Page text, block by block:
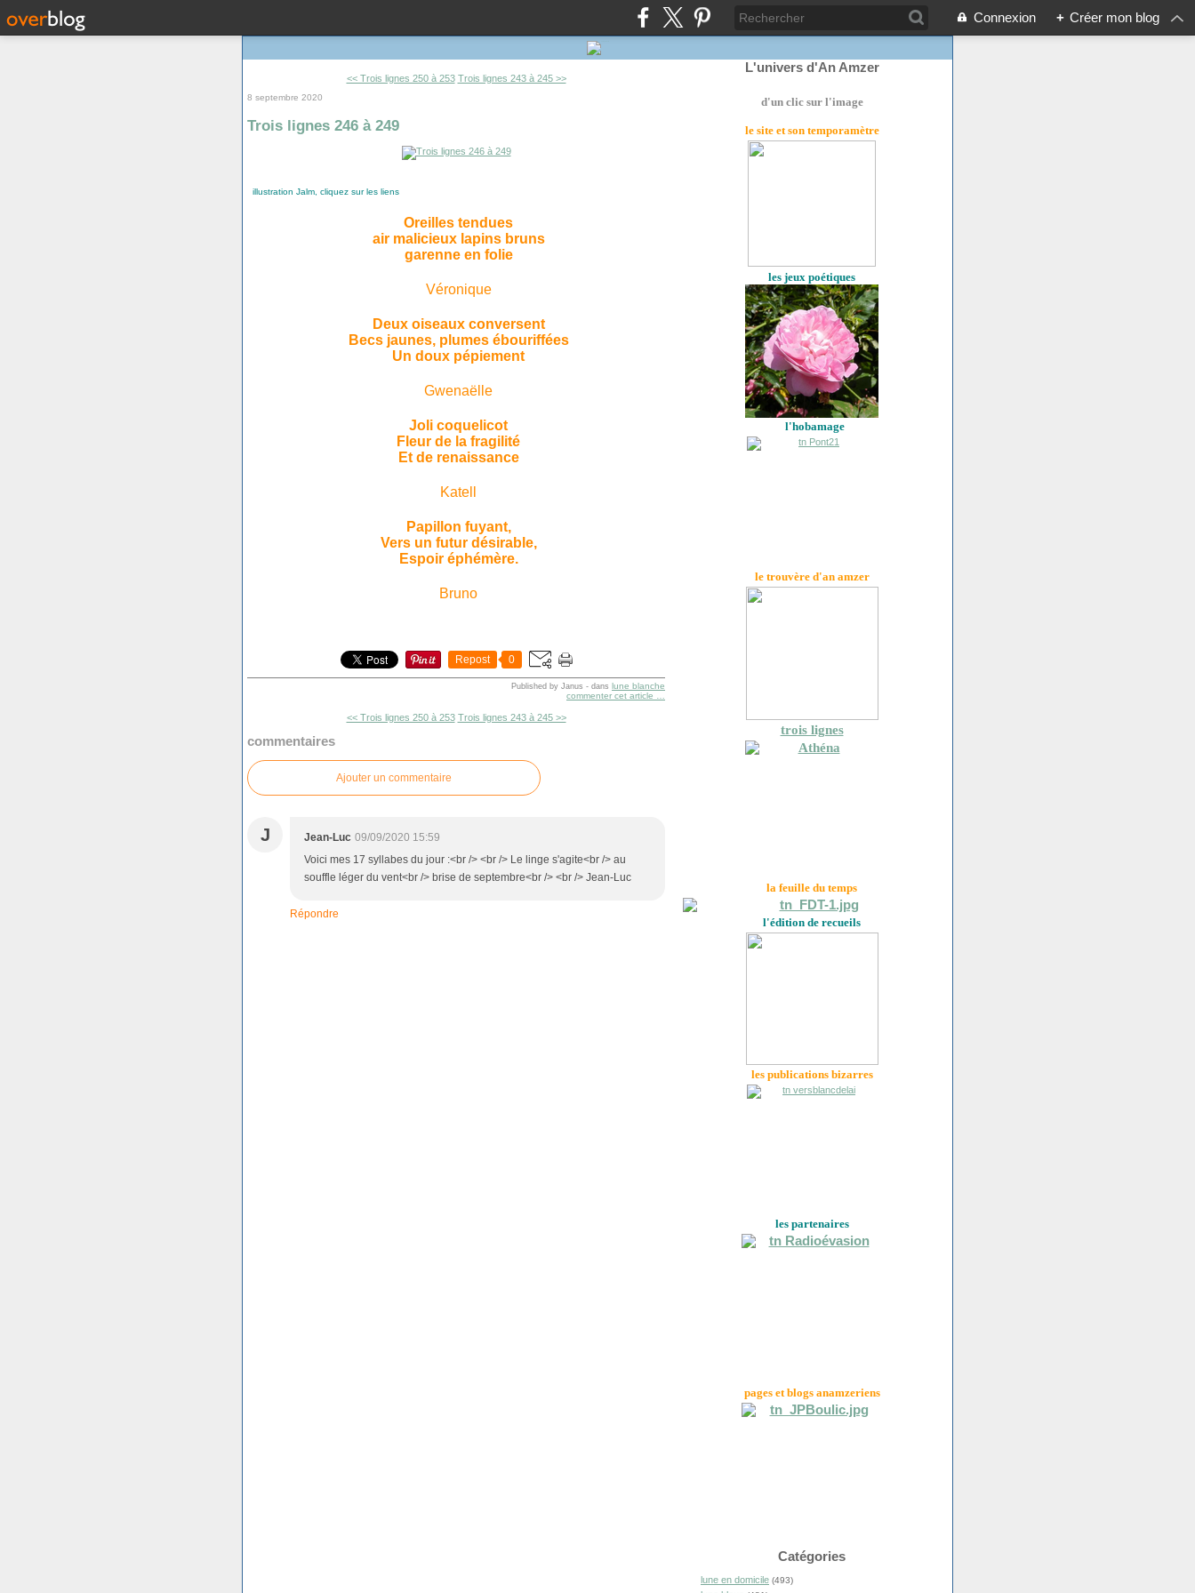
Connexion + Créer mon blog
<< Trois lignes 250 à 253 Trois lignes 243 à 245 >>
8 septembre 2020
Trois lignes 246 à 249
illustration Jalm, cliquez sur les liens
Oreilles tendues
air malicieux lapins bruns
garenne en folie
Véronique
Deux oiseaux conversent
Becs jaunes, plumes ébouriffées
Un doux pépiement
Gwenaëlle
Joli coquelicot
Fleur de la fragilité
Et de renaissance
Katell
Papillon fuyant,
Vers un futur désirable,
Espoir éphémère.
Bruno
Repost 0
Published by Janus - dans lune blanche
commenter cet article
<< Trois lignes 250 à 253 Trois lignes 243 à 245 >>
commentaires
Ajouter un commentaire
J Jean-Luc 09/09/2020 15:59
Voici mes 17 syllabes du jour :<br /> <br /> Le linge s'agite<br /> au
souffle léger du vent<br /> brise de septembre<br /> <br /> Jean-Luc
Répondre
L'univers d'An Amzer
d'un clic sur l'image
le site et son temporamètre
les jeux poétiques
l'hobamage
le trouvère d'an amzer
trois lignes
la feuille du temps
l'édition de recueils
les publications bizarres
les partenaires
pages et blogs anamzeriens
Catégories
lune en domicile (493)